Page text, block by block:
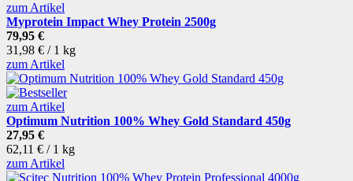
zum Artikel
Myprotein Impact Whey Protein 2500g
79,95 €
31,98 € / 1 kg
zum Artikel
zum Artikel
Optimum Nutrition 100% Whey Gold Standard 450g
27,95 €
62,11 € / 1 kg
zum Artikel